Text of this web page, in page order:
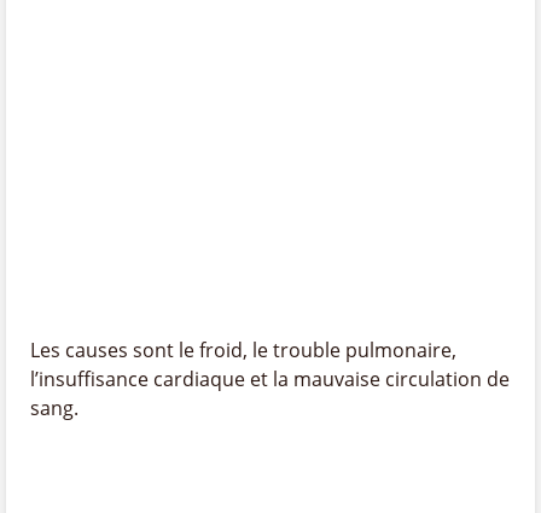
Les causes sont le froid, le trouble pulmonaire,
l’insuffisance cardiaque et la mauvaise circulation de
sang.